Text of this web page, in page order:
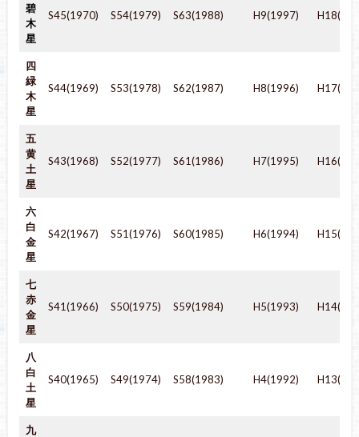
碧
木
星
S45(1970) S54(1979) S63(1988) H9(1997)
四
緑
木
星
S44(1969) S53(1978) S62(1987) H8(1996)
五
黄
土
星
S43(1968) S52(1977) S61(1986) H7(1995)
六
白
金
星
S42(1967) S51(1976) S60(1985) H6(1994)
七
赤
金
星
S41(1966) S50(1975) S59(1984) H5(1993)
八
白
土
星
S40(1965) S49(1974) S58(1983) H4(1992)
九